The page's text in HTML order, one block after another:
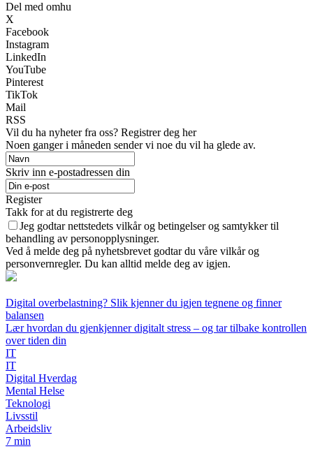
Del med omhu
X
Facebook
Instagram
LinkedIn
YouTube
Pinterest
TikTok
Mail
RSS
Vil du ha nyheter fra oss? Registrer deg her
Noen ganger i måneden sender vi noe du vil ha glede av.
Skriv inn e-postadressen din
Register
Takk for at du registrerte deg
Jeg godtar nettstedets vilkår og betingelser og samtykker til
behandling av personopplysninger.
Ved å melde deg på nyhetsbrevet godtar du våre vilkår og
personvernregler. Du kan alltid melde deg av igjen.
Digital overbelastning? Slik kjenner du igjen tegnene og finner
balansen
Lær hvordan du gjenkjenner digitalt stress – og tar tilbake kontrollen
over tiden din
IT
IT
Digital Hverdag
Mental Helse
Teknologi
Livsstil
Arbeidsliv
7 min